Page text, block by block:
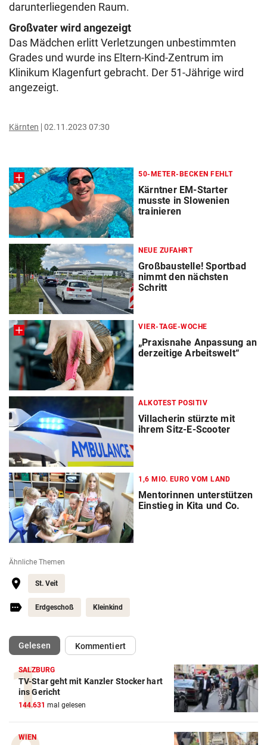
darunterliegenden Raum.
Großvater wird angezeigt
Das Mädchen erlitt Verletzungen unbestimmten
Grades und wurde ins Eltern-Kind-Zentrum im
Klinikum Klagenfurt gebracht. Der 51-Jährige wird
angezeigt.
Kärnten 02.11.2023 07:30
50-METER-BECKEN FEHLT
Kärntner EM-Starter
musste in Slowenien
trainieren
NEUE ZUFAHRT
Großbaustelle! Sportbad
nimmt den nächsten
Schritt
VIER-TAGE-WOCHE
„Praxisnahe Anpassung an
derzeitige Arbeitswelt“
ALKOTEST POSITIV
Villacherin stürzte mit
ihrem Sitz-E-Scooter
1,6 MIO. EURO VOM LAND
Mentorinnen unterstützen
Einstieg in Kita und Co.
Ähnliche Themen
St. Veit
Erdgeschoß Kleinkind
Gelesen(ausgewählt)Kommentiert
SALZBURG
TV-Star geht mit Kanzler Stocker hart
ins Gericht
144.631 mal gelesen
WIEN